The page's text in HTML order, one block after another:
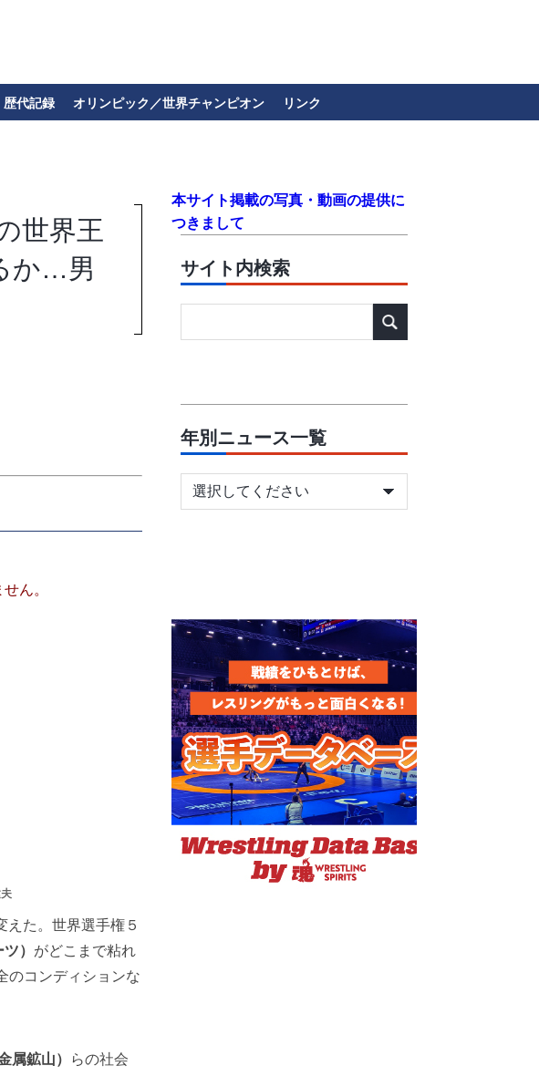
歴代記録 オリンピック／世界チャンピオン リンク
世界王
か…男
ん。
た。世界選手権５
） がどこまで粘れ
のコンディションな
属鉱山） らの社会
本サイト掲載の写真・動画の提供に
つきまして
サイト内検索
年別ニュース一覧